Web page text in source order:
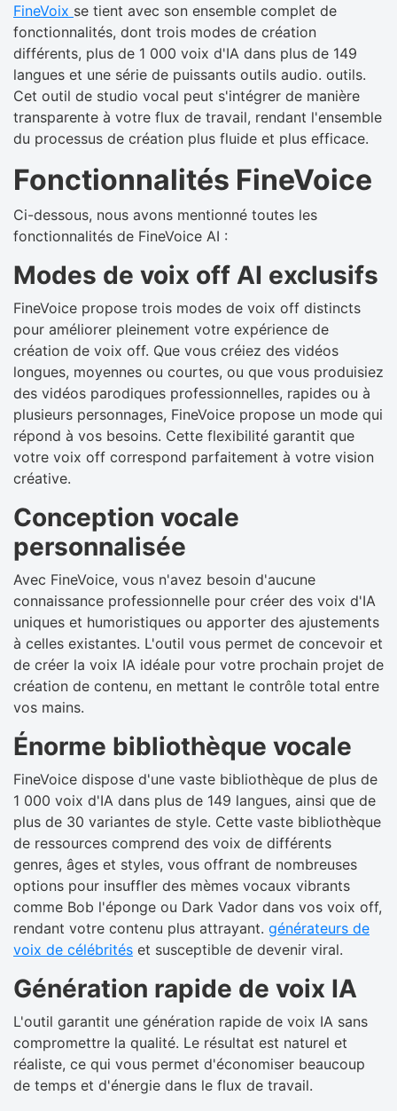
FineVoix se tient avec son ensemble complet de
fonctionnalités, dont trois modes de création
différents, plus de 1 000 voix d'IA dans plus de 149
langues et une série de puissants outils audio. outils.
Cet outil de studio vocal peut s'intégrer de manière
transparente à votre flux de travail, rendant l'ensemble
du processus de création plus fluide et plus efficace.
Fonctionnalités FineVoice
Ci-dessous, nous avons mentionné toutes les
fonctionnalités de FineVoice AI :
Modes de voix off AI exclusifs
FineVoice propose trois modes de voix off distincts
pour améliorer pleinement votre expérience de
création de voix off. Que vous créiez des vidéos
longues, moyennes ou courtes, ou que vous produisiez
des vidéos parodiques professionnelles, rapides ou à
plusieurs personnages, FineVoice propose un mode qui
répond à vos besoins. Cette flexibilité garantit que
votre voix off correspond parfaitement à votre vision
créative.
Conception vocale
personnalisée
Avec FineVoice, vous n'avez besoin d'aucune
connaissance professionnelle pour créer des voix d'IA
uniques et humoristiques ou apporter des ajustements
à celles existantes. L'outil vous permet de concevoir et
de créer la voix IA idéale pour votre prochain projet de
création de contenu, en mettant le contrôle total entre
vos mains.
Énorme bibliothèque vocale
FineVoice dispose d'une vaste bibliothèque de plus de
1 000 voix d'IA dans plus de 149 langues, ainsi que de
plus de 30 variantes de style. Cette vaste bibliothèque
de ressources comprend des voix de différents
genres, âges et styles, vous offrant de nombreuses
options pour insuffler des mèmes vocaux vibrants
comme Bob l'éponge ou Dark Vador dans vos voix off,
rendant votre contenu plus attrayant. générateurs de
voix de célébrités et susceptible de devenir viral.
Génération rapide de voix IA
L'outil garantit une génération rapide de voix IA sans
compromettre la qualité. Le résultat est naturel et
réaliste, ce qui vous permet d'économiser beaucoup
de temps et d'énergie dans le flux de travail.